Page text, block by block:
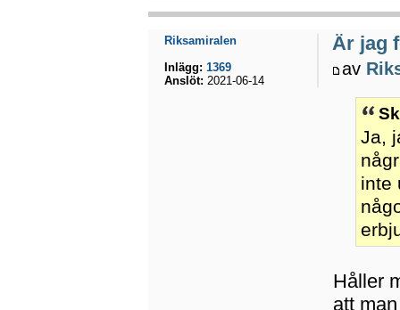
Är jag
av
Ja,
inte
Håller
att
Riksamiralen
Inlägg: 1369
Anslöt: 2021-06-14